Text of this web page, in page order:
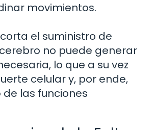
movimientos.
el suministro de
no puede generar
lo que a su vez
celular y, por ende,
las funciones